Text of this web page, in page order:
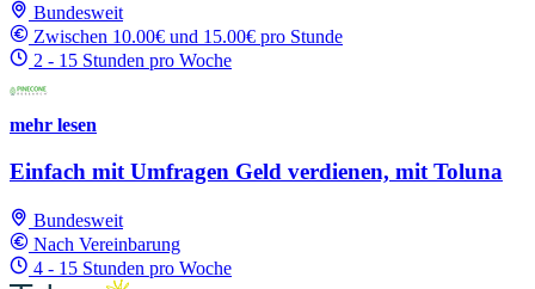
Bundesweit
Zwischen 10.00€ und 15.00€ pro Stunde
2 - 15 Stunden pro Woche
mehr lesen
Einfach mit Umfragen Geld verdienen, mit Toluna
Bundesweit
Nach Vereinbarung
4 - 15 Stunden pro Woche